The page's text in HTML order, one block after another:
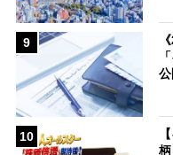
9
10